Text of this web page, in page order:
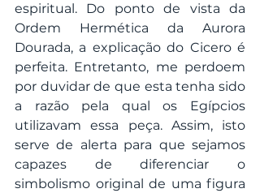
espiritual. Do ponto de vista da
Ordem Hermética da Aurora
Dourada, a explicação do Cicero é
perfeita. Entretanto, me perdoem
por duvidar de que esta tenha sido
a razão pela qual os Egípcios
utilizavam essa peça. Assim, isto
serve de alerta para que sejamos
capazes de diferenciar o
simbolismo original de uma figura